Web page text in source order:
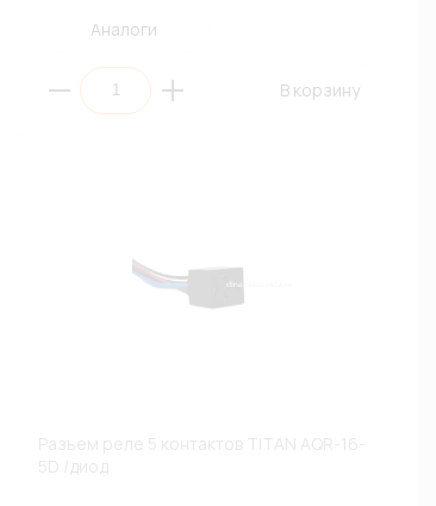
Аналоги
В корзину